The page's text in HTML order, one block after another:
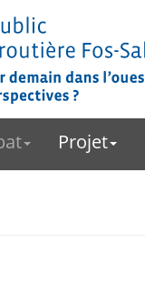
Projet